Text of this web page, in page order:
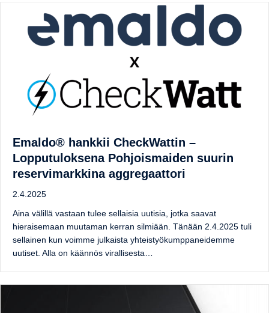
Emaldo® hankkii CheckWattin –
Lopputuloksena Pohjoismaiden suurin
reservimarkkina aggregaattori
2.4.2025
Aina välillä vastaan tulee sellaisia uutisia, jotka saavat
hieraisemaan muutaman kerran silmiään. Tänään 2.4.2025 tuli
sellainen kun voimme julkaista yhteistyökumppaneidemme
uutiset. Alla on käännös virallisesta…